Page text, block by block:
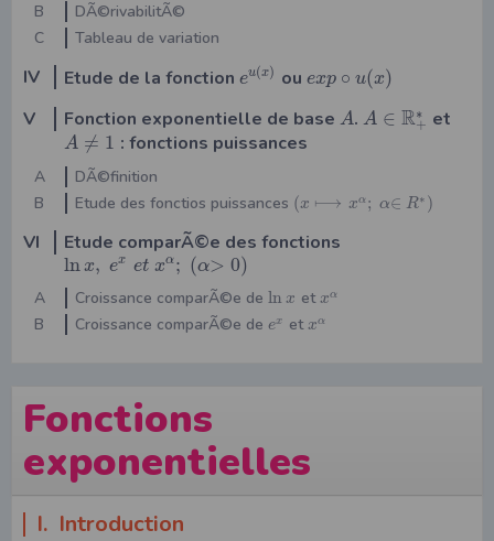
Fonctions
exponentielles
I. Introduction
B
DÃ©rivabilitÃ©
C
Tableau de variation
IV Etude de la fonction eu(x) ou exp ∘ u(x)
V Fonction exponentielle de base A. A ∈ R∗
+ et
A ≠ 1 : fonctions puissances
A
DÃ©finition
B
Etude des fonctios puissances (x ⟼ xα ; α∈ R∗ )
VI Etude comparÃ©e des fonctions
lnx, ex et xα; (α> 0)
A Croissance comparÃ©e de ln x et xα
B Croissance comparÃ©e de ex etxα